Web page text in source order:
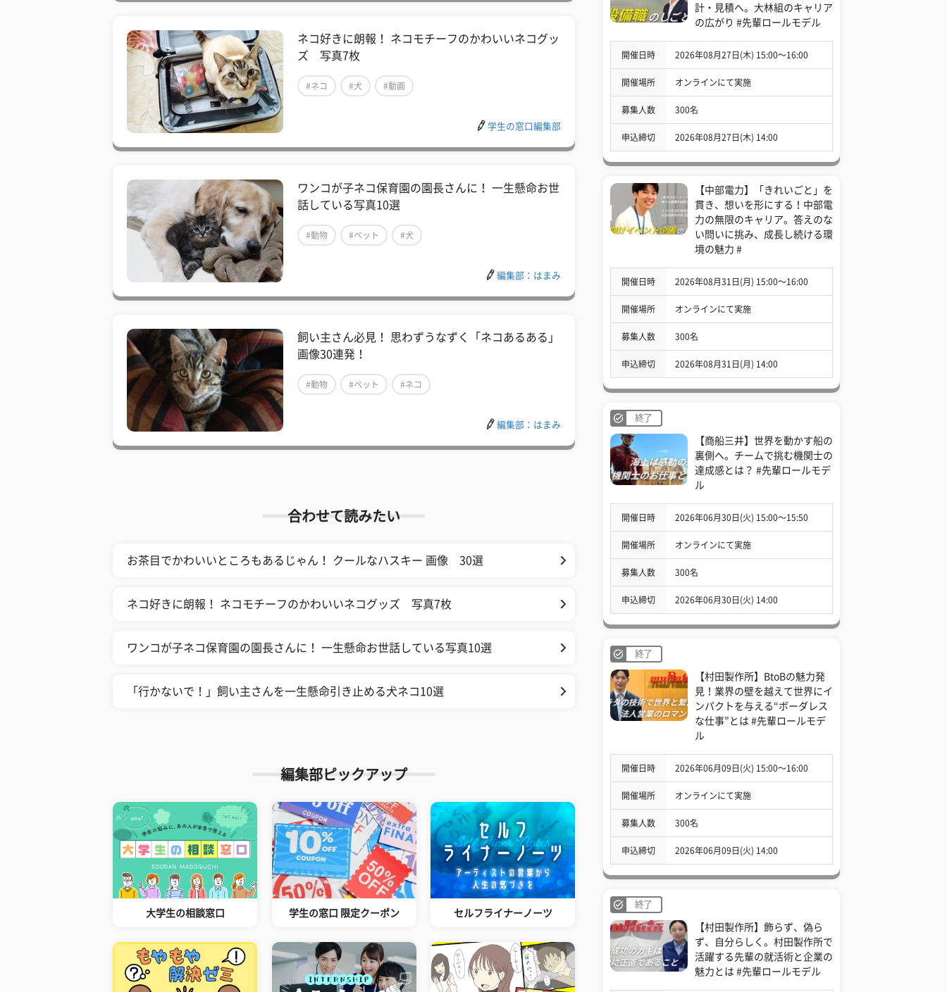
ネコ好きに朗報！ ネコモチーフのかわいいネコグッ
ズ 写真7枚
#ネコ #犬 #動画
学生の窓口編集部
ワンコが子ネコ保育園の園長さんに！ 一生懸命お世
話している写真10選
#動物 #ペット #犬
編集部：はまみ
飼い主さん必見！ 思わずうなずく「ネコあるある」
画像30連発！
#動物 #ペット #ネコ
編集部：はまみ
合わせて読みたい
お茶目でかわいいところもあるじゃん！ クールなハスキー 画像 30選
ネコ好きに朗報！ ネコモチーフのかわいいネコグッズ 写真7枚
ワンコが子ネコ保育園の園長さんに！ 一生懸命お世話している写真10選
「行かないで！」飼い主さんを一生懸命引き止める犬ネコ10選
編集部ピックアップ
大学生の相談窓口 学生の窓口 限定クーポン セルフライナーノーツ
計・見積へ。大林組のキャリア
の広がり #先輩ロールモデル
開催日時 2026年08月27日(木) 15:00〜16:00
開催場所 オンラインにて実施
募集人数 300名
申込締切 2026年08月27日(木) 14:00
【中部電力】「きれいごと」を
貫き、想いを形にする！中部電
力の無限のキャリア。答えのな
い問いに挑み、成長し続ける環
境の魅力 #
開催日時 2026年08月31日(月) 15:00〜16:00
開催場所 オンラインにて実施
募集人数 300名
申込締切 2026年08月31日(月) 14:00
終了
【商船三井】世界を動かす船の
裏側へ。チームで挑む機関士の
達成感とは？ #先輩ロールモデ
ル
開催日時 2026年06月30日(火) 15:00〜15:50
開催場所 オンラインにて実施
募集人数 300名
申込締切 2026年06月30日(火) 14:00
終了
【村田製作所】BtoBの魅力発
見！業界の壁を越えて世界にイ
ンパクトを与える“ボーダレス
な仕事”とは #先輩ロールモデ
ル
開催日時 2026年06月09日(火) 15:00〜16:00
開催場所 オンラインにて実施
募集人数 300名
申込締切 2026年06月09日(火) 14:00
終了
【村田製作所】飾らず、偽ら
ず、自分らしく。村田製作所で
活躍する先輩の就活術と企業の
魅力とは #先輩ロールモデル